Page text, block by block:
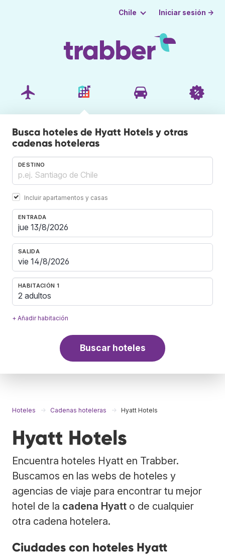
Chile Iniciar sesión →
Busca hoteles de Hyatt Hotels y otras
cadenas hoteleras
DESTINO
Incluir apartamentos y casas
ENTRADA
SALIDA
HABITACIÓN 1
2 adultos
+ Añadir habitación
Buscar hoteles
Hoteles Cadenas hoteleras Hyatt Hotels
Hyatt Hotels
Encuentra hoteles Hyatt en Trabber.
Buscamos en las webs de hoteles y
agencias de viaje para encontrar tu mejor
hotel de la cadena Hyatt o de cualquier
otra cadena hotelera.
Ciudades con hoteles Hyatt